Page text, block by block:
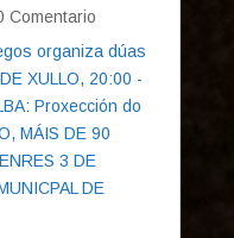
Comentario
organiza dúas
XULLO, 20:00 -
Proxección do
MÁIS DE 90
3 DE
DE